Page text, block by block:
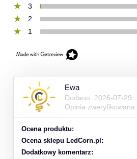
3
2
1
Ewa
Dodano: 2026-07-29
Opinia zweryfikowana
Ocena produktu:
Ocena sklepu LedCorn.pl:
Dodatkowy komentarz: